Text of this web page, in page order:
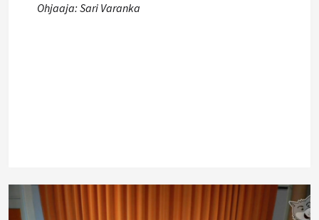
Ohjaaja: Sari Varanka